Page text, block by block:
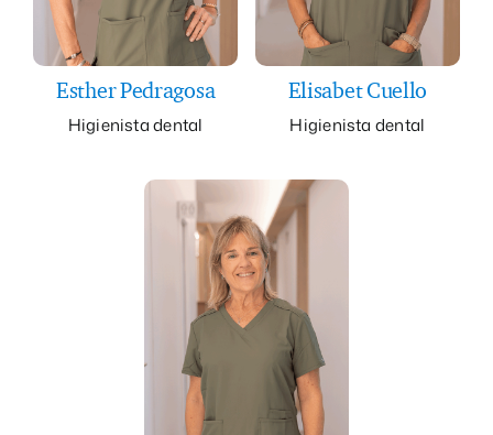
Esther Pedragosa
Higienista dental
Elisabet Cuello
Higienista dental